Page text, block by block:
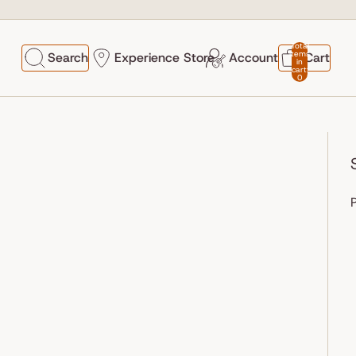
Search Experience Store Account
Total
items
in
cart:
0
Cart